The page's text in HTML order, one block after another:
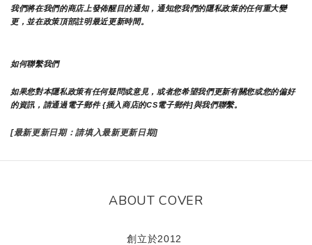
我們將在我們的商店上發佈醒目的通知，通知您我們的隱私政策的任何重大變
更，並在政策頂部註明最近更新時間。
如何聯繫我們
如果您對本隱私政策有任何疑問或意見，或者您希望我們更新有關您或您的偏好
的資訊，請通過電子郵件 {插入商店的CS電子郵件]與我們聯繫。
[最新更新日期：請填入最新更新日期]
ABOUT COVER
創立於2012